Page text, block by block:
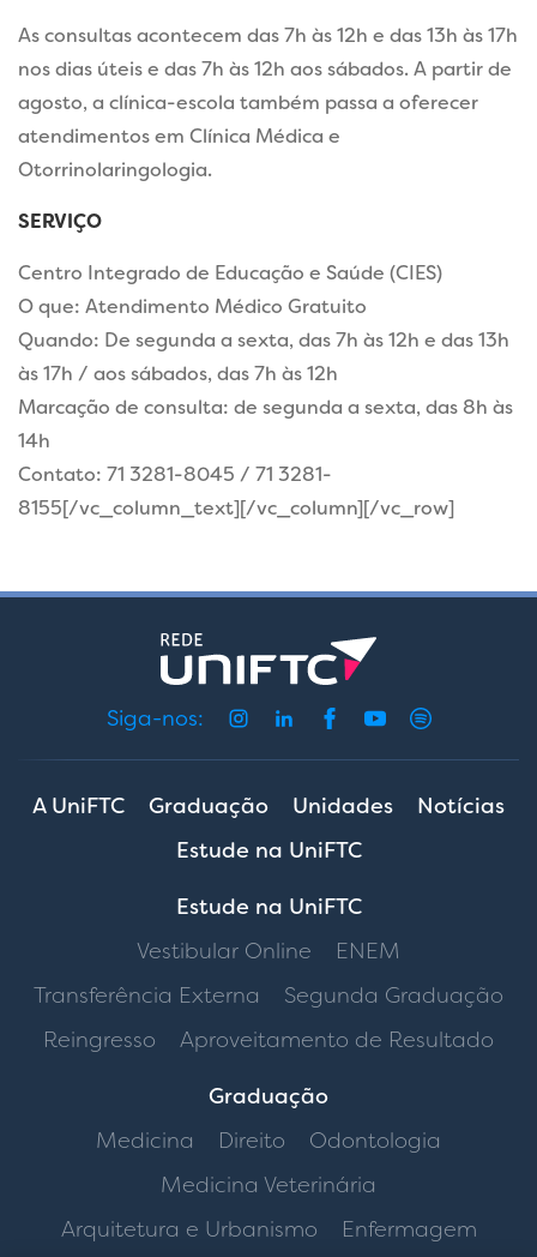
As consultas acontecem das 7h às 12h e das 13h às 17h
nos dias úteis e das 7h às 12h aos sábados. A partir de
agosto, a clínica-escola também passa a oferecer
atendimentos em Clínica Médica e
Otorrinolaringologia.
SERVIÇO
Centro Integrado de Educação e Saúde (CIES)
O que: Atendimento Médico Gratuito
Quando: De segunda a sexta, das 7h às 12h e das 13h
às 17h / aos sábados, das 7h às 12h
Marcação de consulta: de segunda a sexta, das 8h às
14h
Contato: 71 3281-8045 / 71 3281-
8155[/vc_column_text][/vc_column][/vc_row]
Siga-nos:
A UniFTC Graduação Unidades
Notícias
Estude na UniFTC
Estude na UniFTC
Vestibular Online
ENEM
Transferência Externa
Segunda Graduação
Reingresso
Aproveitamento de Resultado
Graduação
Medicina
Direito
Odontologia
Medicina Veterinária
Arquitetura e Urbanismo
Enfermagem